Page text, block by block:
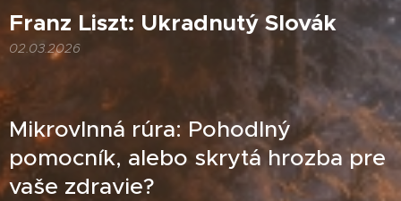
Franz Liszt: Ukradnutý Slovák
02.03.2026
Mikrovlnná rúra: Pohodlný
pomocník, alebo skrytá hrozba pre
vaše zdravie?